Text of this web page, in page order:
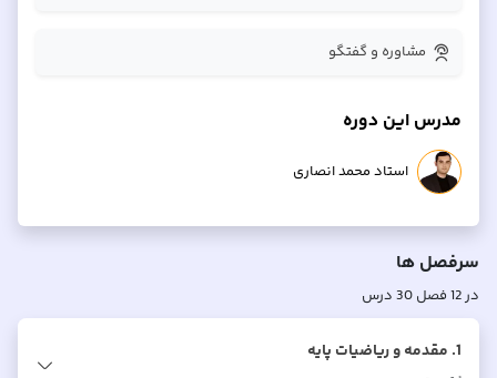
مشاوره و گفتگو
مدرس این دوره
استاد محمد انصاری
سرفصل ها
در12 فصل 30 درس
1. مقدمه و ریاضیات پایه